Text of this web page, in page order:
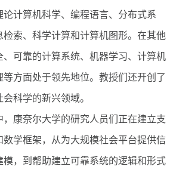
计算机科学、编程语言、分布式系
索、科学计算和计算机图形。在其他
、可靠的计算系统、机器学习、计算机
方面处于领先地位。教授们还开创了
科学的新兴领域。
康奈尔大学的研究人员们正在建立支
学框架，从为大规模社会平台提供信
模，到帮助建立可靠系统的逻辑和形式